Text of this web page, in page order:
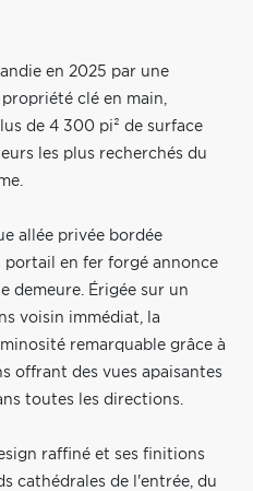
en 2025 par une
clé en main,
de 4 300 pi² de surface
les plus recherchés du
allée privée bordée
portail en fer forgé annonce
demeure. Érigée sur un
voisin immédiat, la
remarquable grâce à
offrant des vues apaisantes
toutes les directions.
raffiné et ses finitions
cathédrales de l'entrée, du